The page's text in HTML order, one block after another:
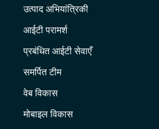
उत्पाद अभियांत्रिकी
आईटी परामर्श
प्रबंधित आईटी सेवाएँ
समर्पित टीम
वेब विकास
मोबाइल विकास